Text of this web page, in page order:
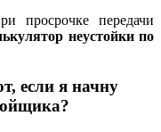
просрочке передачи
неустойки по
если я начну